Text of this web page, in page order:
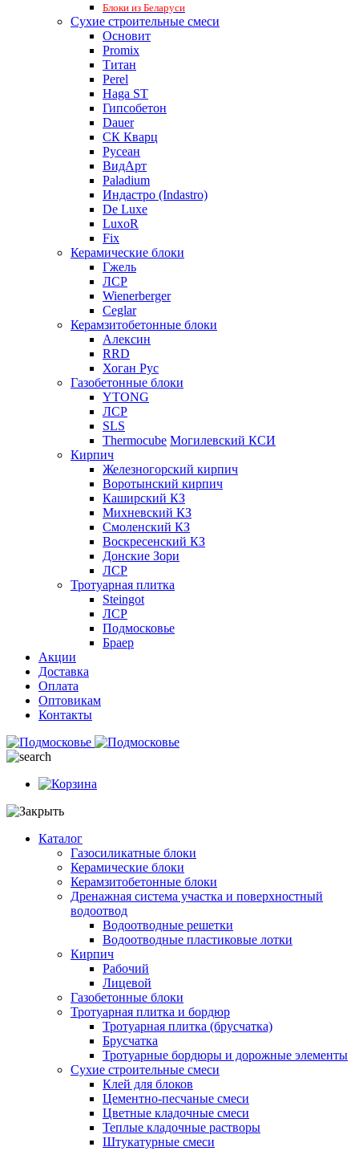
Блоки из Беларуси
Сухие строительные смеси
Основит
Promix
Титан
Perel
Haga ST
Гипсобетон
Dauer
СК Кварц
Русеан
ВидАрт
Paladium
Индастро (Indastro)
De Luxe
LuxoR
Fix
Керамические блоки
Гжель
ЛСР
Wienerberger
Ceglar
Керамзитобетонные блоки
Алексин
RRD
Хоган Рус
Газобетонные блоки
YTONG
ЛСР
SLS
Thermocube Могилевский КСИ
Кирпич
Железногорский кирпич
Воротынский кирпич
Каширский КЗ
Михневский КЗ
Смоленский КЗ
Воскресенский КЗ
Донские Зори
ЛСР
Тротуарная плитка
Steingot
ЛСР
Подмосковье
Браер
Акции
Доставка
Оплата
Оптовикам
Контакты
Каталог
Газосиликатные блоки
Керамические блоки
Керамзитобетонные блоки
Дренажная система участка и поверхностный
водоотвод
Водоотводные решетки
Водоотводные пластиковые лотки
Кирпич
Рабочий
Лицевой
Газобетонные блоки
Тротуарная плитка и бордюр
Тротуарная плитка (брусчатка)
Брусчатка
Тротуарные бордюры и дорожные элементы
Сухие строительные смеси
Клей для блоков
Цементно-песчаные смеси
Цветные кладочные смеси
Теплые кладочные растворы
Штукатурные смеси